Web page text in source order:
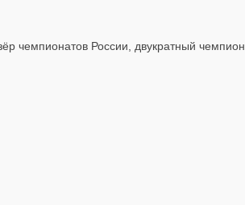
чемпионатов России, двукратный чемпион